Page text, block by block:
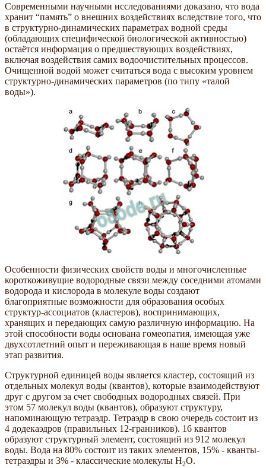
Современными научными исследованиями доказано, что вода
хранит “память” о внешних воздействиях вследствие того, что
в структурно-динамических параметрах водной среды
(обладающих специфической биологической активностью)
остаётся информация о предшествующих воздействиях,
включая воздействия самих водоочистительных процессов.
Очищенной водой может считаться вода с высоким уровнем
структурно-динамических параметров (по типу «талой
воды»).
Особенности физических свойств воды и многочисленные
короткоживущие водородные связи между соседними атомами
водорода и кислорода в молекуле воды создают
благоприятные возможности для образования особых
структур-ассоциатов (кластеров), воспринимающих,
хранящих и передающих самую различную информацию. На
этой способности воды основана гомеопатия, имеющая уже
двухсотлетний опыт и переживающая в наше время новый
этап развития.
Структурной единицей воды является кластер, состоящий из
отдельных молекул воды (квантов), которые взаимодействуют
друг с другом за счет свободных водородных связей. При
этом 57 молекул воды (квантов), образуют структуру,
напоминающую тетраэдр. Тетраэдр в свою очередь состоит из
4 додекаэдров (правильных 12-гранников). 16 квантов
образуют структурный элемент, состоящий из 912 молекул
воды. Вода на 80% состоит из таких элементов, 15% - кванты-
тетраэдры и 3% - классические молекулы Н2О.